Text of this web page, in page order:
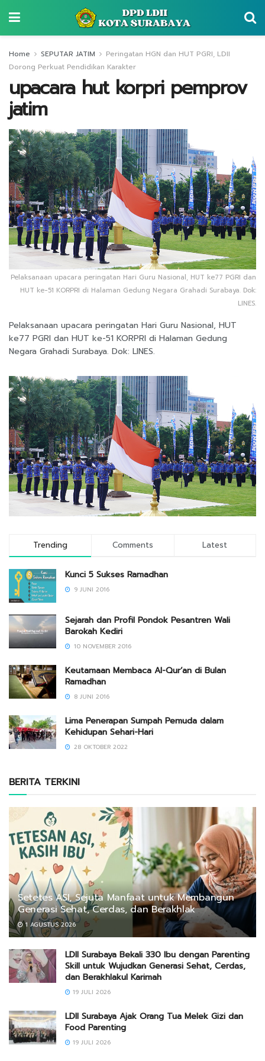
Home SEPUTAR JATIM
Peringatan HGN dan HUT PGRI, LDII
Dorong Perkuat Pendidikan Karakter
upacara hut korpri pemprov
jatim
Pelaksanaan upacara peringatan Hari Guru Nasional, HUT ke77 PGRI dan
HUT ke-51 KORPRI di Halaman Gedung Negara Grahadi Surabaya. Dok:
LINES.
Pelaksanaan upacara peringatan Hari Guru Nasional, HUT
ke77 PGRI dan HUT ke-51 KORPRI di Halaman Gedung
Negara Grahadi Surabaya. Dok: LINES.
Trending Comments Latest
Kunci 5 Sukses Ramadhan
9 JUNI 2016
Sejarah dan Profil Pondok Pesantren Wali
Barokah Kediri
10 NOVEMBER 2016
Keutamaan Membaca Al-Qur’an di Bulan
Ramadhan
8 JUNI 2016
Lima Penerapan Sumpah Pemuda dalam
Kehidupan Sehari-Hari
28 OKTOBER 2022
BERITA TERKINI
Setetes ASI, Sejuta Manfaat untuk Membangun
Generasi Sehat, Cerdas, dan Berakhlak
1 AGUSTUS 2026
LDII Surabaya Bekali 330 Ibu dengan Parenting
Skill untuk Wujudkan Generasi Sehat, Cerdas,
dan Berakhlakul Karimah
19 JULI 2026
LDII Surabaya Ajak Orang Tua Melek Gizi dan
Food Parenting
19 JULI 2026